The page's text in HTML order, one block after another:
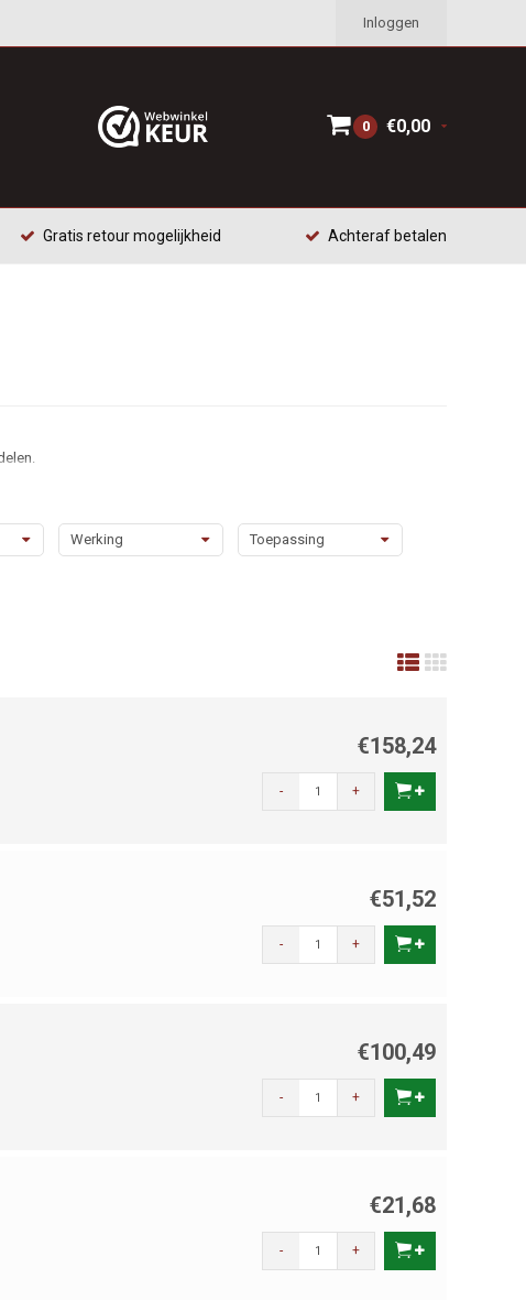
Inloggen
0 €0,00
Gratis retour mogelijkheid Achteraf betalen
Werking Toepassing
€158,24
- +
€51,52
- +
€100,49
- +
€21,68
- +